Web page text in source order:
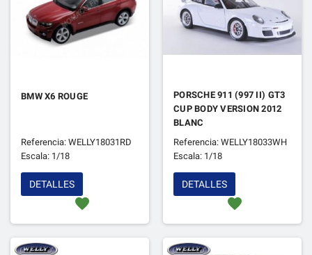
BMW X6 ROUGE
Referencia: WELLY18031RD
Escala: 1/18
favorite
DETALLES
PORSCHE 911 (997 II) GT3
CUP BODY VERSION 2012
BLANC
Referencia: WELLY18033WH
Escala: 1/18
favorite
DETALLES